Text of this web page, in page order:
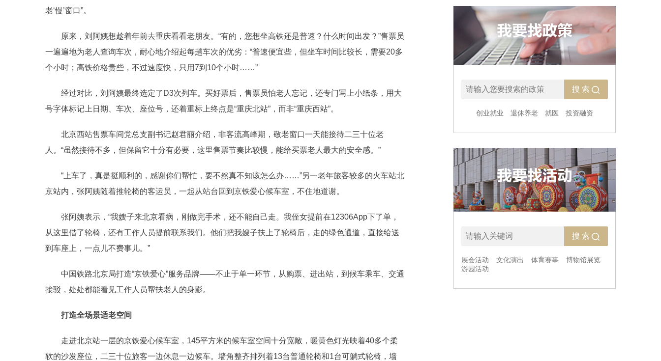
老‘慢’窗口”。
原来，刘阿姨想趁着年前去重庆看看老朋友。“有的，您想坐高铁还是普速？什么时间出发？”售票员
一遍遍地为老人查询车次，耐心地介绍起每趟车次的优劣：“普速便宜些，但坐车时间比较长，需要20多
个小时；高铁价格贵些，不过速度快，只用7到10个小时……”
经过对比，刘阿姨最终选定了D3次列车。买好票后，售票员怕老人忘记，还专门写上小纸条，用大
号字体标记上日期、车次、座位号，还着重标上终点是“重庆北站”，而非“重庆西站”。
北京西站售票车间党总支副书记赵君丽介绍，非客流高峰期，敬老窗口一天能接待二三十位老
人。“虽然接待不多，但保留它十分有必要，这里售票节奏比较慢，能给买票老人最大的安全感。”
“上车了，真是挺顺利的，感谢你们帮忙，要不然真不知该怎么办……”另一老年旅客较多的火车站北
京站内，张阿姨随着推轮椅的客运员，一起从站台回到京铁爱心候车室，不住地道谢。
张阿姨表示，“我嫂子来北京看病，刚做完手术，还不能自己走。我侄女提前在12306App下了单，
从这里借了轮椅，还有工作人员提前联系我们。他们把我嫂子扶上了轮椅后，走的绿色通道，直接给送
到车座上，一点儿不费事儿。”
中国铁路北京局打造“京铁爱心”服务品牌——不止于单一环节，从购票、进出站，到候车乘车、交通
接驳，处处都能看见工作人员帮扶老人的身影。
打造全场景适老空间
走进北京站一层的京铁爱心候车室，145平方米的候车室空间十分宽敞，暖黄色灯光映着40多个柔
软的沙发座位，二三十位旅客一边休息一边候车。墙角整齐排列着13台普通轮椅和1台可躺式轮椅，墙